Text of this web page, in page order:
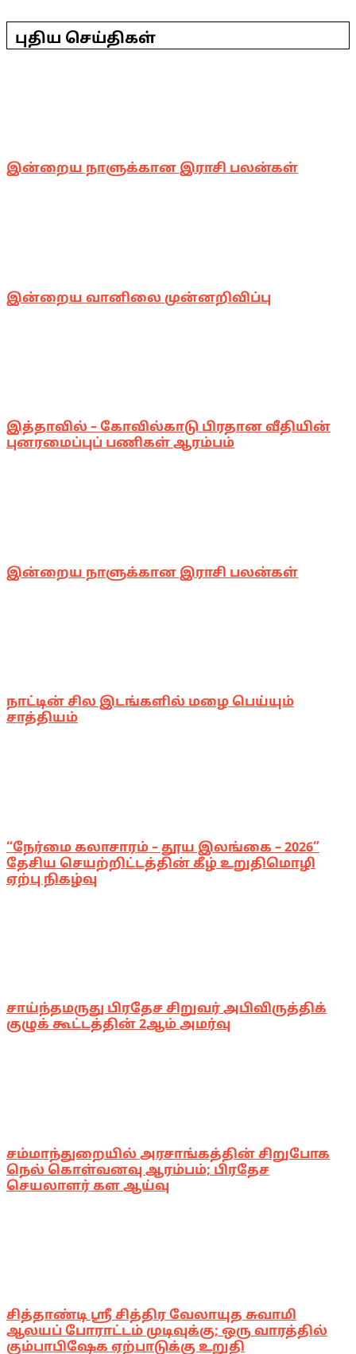
05-
01புதிய செய்திகள்
இன்றைய நாளுக்கான இராசி பலன்கள்
இன்றைய வானிலை முன்னறிவிப்பு
இத்தாவில் – கோவில்காடு பிரதான வீதியின்
புனரமைப்புப் பணிகள் ஆரம்பம்
இன்றைய நாளுக்கான இராசி பலன்கள்
நாட்டின் சில இடங்களில் மழை பெய்யும்
சாத்தியம்
“நேர்மை கலாசாரம் – தூய இலங்கை – 2026”
தேசிய செயற்றிட்டத்தின் கீழ் உறுதிமொழி
ஏற்பு நிகழ்வு
சாய்ந்தமருது பிரதேச சிறுவர் அபிவிருத்திக்
குழுக் கூட்டத்தின் 2ஆம் அமர்வு
சம்மாந்துறையில் அரசாங்கத்தின் சிறுபோக
நெல் கொள்வனவு ஆரம்பம்; பிரதேச
செயலாளர் கள ஆய்வு
சித்தாண்டி ஸ்ரீ சித்திர வேலாயுத சுவாமி
ஆலயப் போராட்டம் முடிவுக்கு; ஒரு வாரத்தில்
கும்பாபிஷேக ஏற்பாடுக்கு உறுதி